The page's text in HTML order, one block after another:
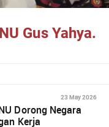
Gus Yahya.
23 May 2026
Dorong Negara
Kerja